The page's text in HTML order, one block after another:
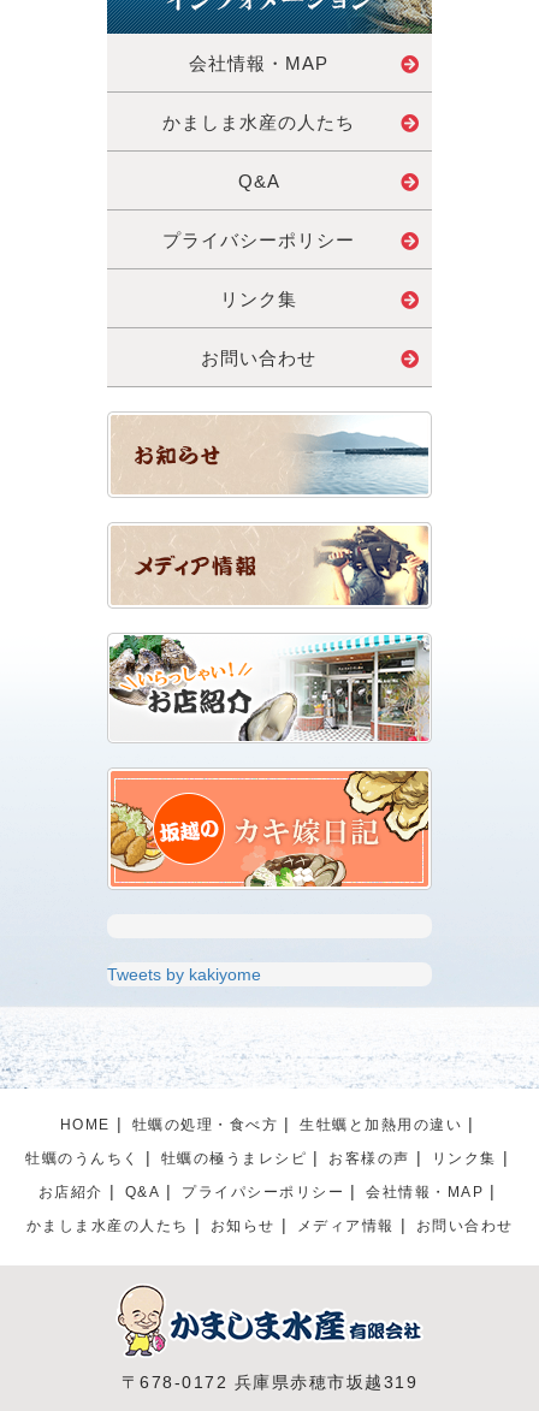
会社情報・MAP
かましま水産の人たち
Q&A
プライバシーポリシー
リンク集
お問い合わせ
Tweets by kakiyome
HOME 牡蠣の処理・食べ方
生牡蠣と加熱用の違い
牡蠣のうんちく
牡蠣の極うまレシピ お客様の声
リンク集
お店紹介
Q&A プライパシーポリシー
会社情報・MAP
かましま水産の人たち
お知らせ メディア情報 お問い合わせ
〒678-0172 兵庫県赤穂市坂越319